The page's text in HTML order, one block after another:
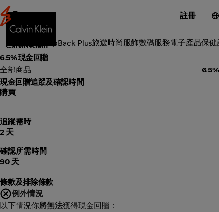
註冊
ShopBack Plus旅遊時尚服飾數碼服務電子產品保健
時尚服飾
Calvin Klein
6.5% 現金回贈
全部商品
6.5%
現金回贈追蹤及確認時間
購買
追蹤需時
2 天
確認所需時間
90 天
條款及排除條款
例外情況
以下情況你將無法獲得現金回贈：